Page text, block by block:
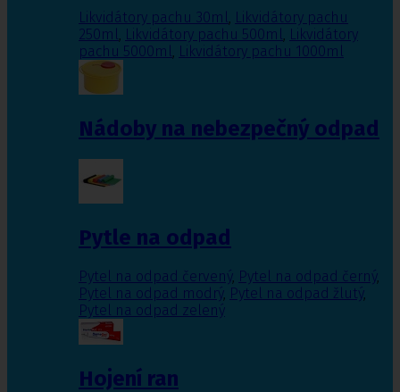
Likvidátory pachu 30ml, Likvidátory pachu
250ml, Likvidátory pachu 500ml, Likvidátory
pachu 5000ml, Likvidátory pachu 1000ml
Nádoby na nebezpečný odpad
Pytle na odpad
Pytel na odpad červený, Pytel na odpad černý,
Pytel na odpad modrý, Pytel na odpad žlutý,
Pytel na odpad zelený
Hojení ran